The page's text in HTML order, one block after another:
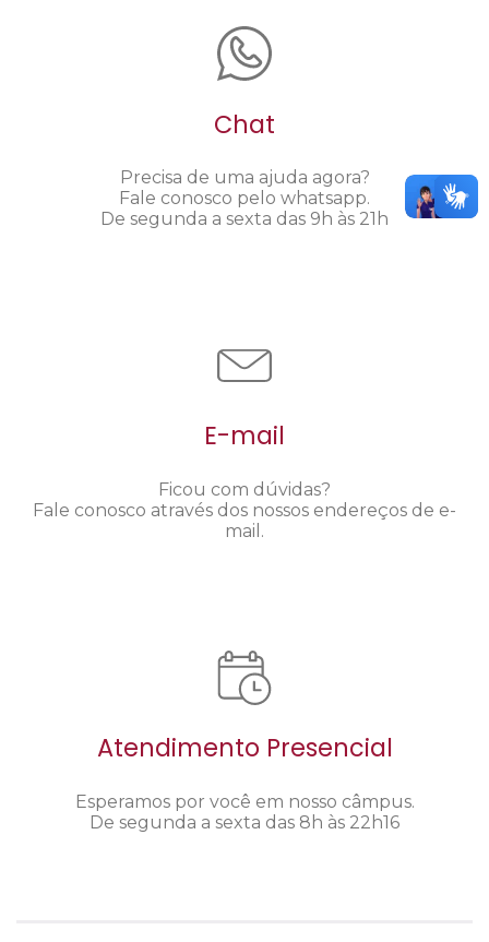
Chat
Precisa de uma ajuda agora?
Fale conosco pelo whatsapp.
De segunda a sexta das 9h às 21h
E-mail
Ficou com dúvidas?
Fale conosco através dos nossos endereços de e-
mail.
Atendimento Presencial
Esperamos por você em nosso câmpus.
De segunda a sexta das 8h às 22h16